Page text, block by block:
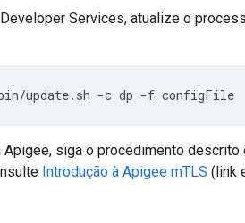
Services, atualize o
update.sh -c dp -f configFile
siga o procedimento descrito
Introdução à Apigee mTLS (link